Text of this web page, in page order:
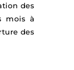
des
mois à
des